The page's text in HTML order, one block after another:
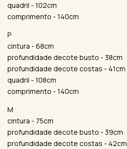
quadril - 102cm
comprimento - 140cm
P
cintura - 68cm
profundidade decote busto - 38cm
profundidade decote costas - 41cm
quadril - 108cm
comprimento - 140cm
M
cintura - 75cm
profundidade decote busto - 39cm
profundidade decote costas - 42cm